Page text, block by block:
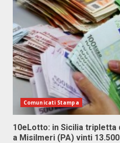
Comunicati Stampa
10eLotto: in Sicilia tripletta
a Misilmeri (PA) vinti